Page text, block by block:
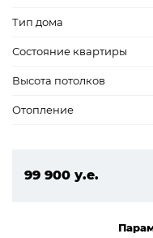
Тип дома
Состояние квартиры
Высота потолков
Отопление
99 900 у.е.